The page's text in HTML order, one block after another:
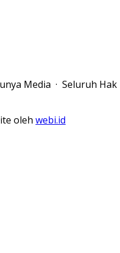
Media · Seluruh Hak
oleh webi.id